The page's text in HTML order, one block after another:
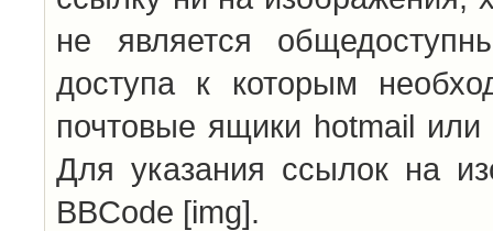
не является
доступа к которым
почтовые ящики hotmail
Для указания ссылок на
BBCode [img].